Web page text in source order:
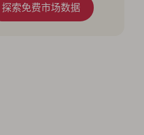
探索免费市场数据